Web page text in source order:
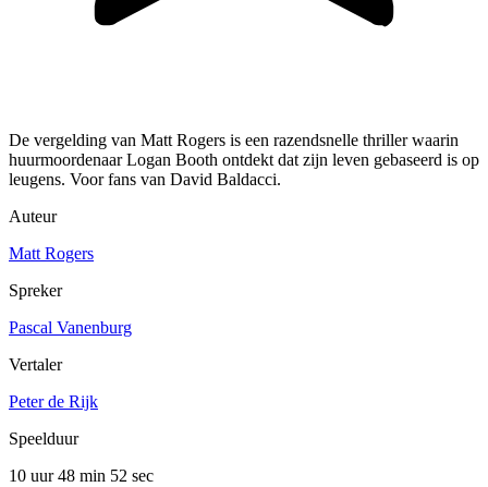
De vergelding van Matt Rogers is een razendsnelle thriller waarin
huurmoordenaar Logan Booth ontdekt dat zijn leven gebaseerd is op
leugens. Voor fans van David Baldacci.
Auteur
Matt Rogers
Spreker
Pascal Vanenburg
Vertaler
Peter de Rijk
Speelduur
10 uur 48 min 52 sec